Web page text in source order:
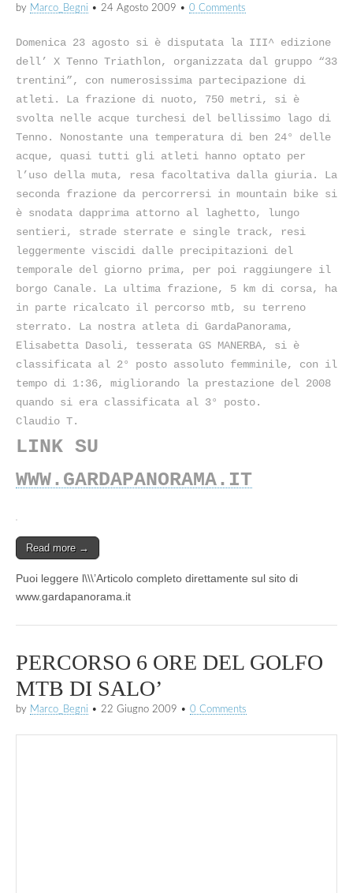
by Marco_Begni • 24 Agosto 2009 • 0 Comments
Domenica 23 agosto si è disputata la III^ edizione
dell’ X Tenno Triathlon, organizzata dal gruppo “33
trentini”, con numerosissima partecipazione di
atleti. La frazione di nuoto, 750 metri, si è
svolta nelle acque turchesi del bellissimo lago di
Tenno. Nonostante una temperatura di ben 24° delle
acque, quasi tutti gli atleti hanno optato per
l’uso della muta, resa facoltativa dalla giuria. La
seconda frazione da percorrersi in mountain bike si
è snodata dapprima attorno al laghetto, lungo
sentieri, strade sterrate e single track, resi
leggermente viscidi dalle precipitazioni del
temporale del giorno prima, per poi raggiungere il
borgo Canale. La ultima frazione, 5 km di corsa, ha
in parte ricalcato il percorso mtb, su terreno
sterrato. La nostra atleta di GardaPanorama,
Elisabetta Dasoli, tesserata GS MANERBA, si è
classificata al 2° posto assoluto femminile, con il
tempo di 1:36, migliorando la prestazione del 2008
quando si era classificata al 3° posto.
Claudio T.
LINK SU
WWW.GARDAPANORAMA.IT
Read more →
Puoi leggere l\\\’Articolo completo direttamente sul sito di
www.gardapanorama.it
PERCORSO 6 ORE DEL GOLFO
MTB DI SALO’
by Marco_Begni • 22 Giugno 2009 • 0 Comments